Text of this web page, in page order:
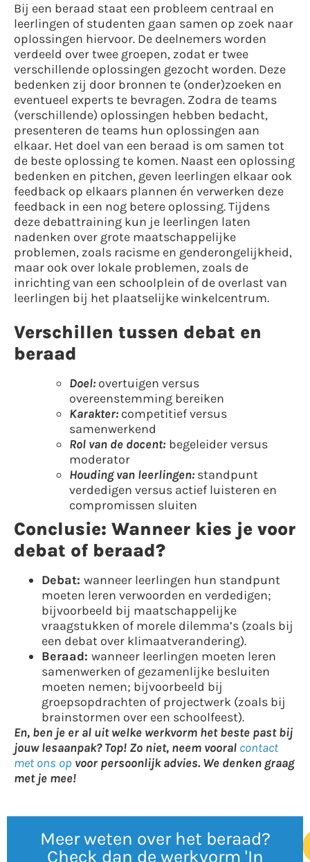
Bij een beraad staat een probleem centraal en
leerlingen of studenten gaan samen op zoek naar
oplossingen hiervoor. De deelnemers worden
verdeeld over twee groepen, zodat er twee
verschillende oplossingen gezocht worden. Deze
bedenken zij door bronnen te (onder)zoeken en
eventueel experts te bevragen. Zodra de teams
(verschillende) oplossingen hebben bedacht,
presenteren de teams hun oplossingen aan
elkaar. Het doel van een beraad is om samen tot
de beste oplossing te komen. Naast een oplossing
bedenken en pitchen, geven leerlingen elkaar ook
feedback op elkaars plannen én verwerken deze
feedback in een nog betere oplossing. Tijdens
deze debattraining kun je leerlingen laten
nadenken over grote maatschappelijke
problemen, zoals racisme en genderongelijkheid,
maar ook over lokale problemen, zoals de
inrichting van een schoolplein of de overlast van
leerlingen bij het plaatselijke winkelcentrum.
Verschillen tussen debat en
beraad
Doel: overtuigen versus
overeenstemming bereiken
Karakter: competitief versus
samenwerkend
Rol van de docent: begeleider versus
moderator
Houding van leerlingen: standpunt
verdedigen versus actief luisteren en
compromissen sluiten
Conclusie: Wanneer kies je voor
debat of beraad?
Debat: wanneer leerlingen hun standpunt
moeten leren verwoorden en verdedigen;
bijvoorbeeld bij maatschappelijke
vraagstukken of morele dilemma’s (zoals bij
een debat over klimaatverandering).
Beraad: wanneer leerlingen moeten leren
samenwerken of gezamenlijke besluiten
moeten nemen; bijvoorbeeld bij
groepsopdrachten of projectwerk (zoals bij
brainstormen over een schoolfeest).
En, ben je er al uit welke werkvorm het beste past bij
jouw lesaanpak? Top! Zo niet, neem vooral contact
met ons op voor persoonlijk advies. We denken graag
met je mee!
Meer weten over het beraad?
Check dan de werkvorm 'In